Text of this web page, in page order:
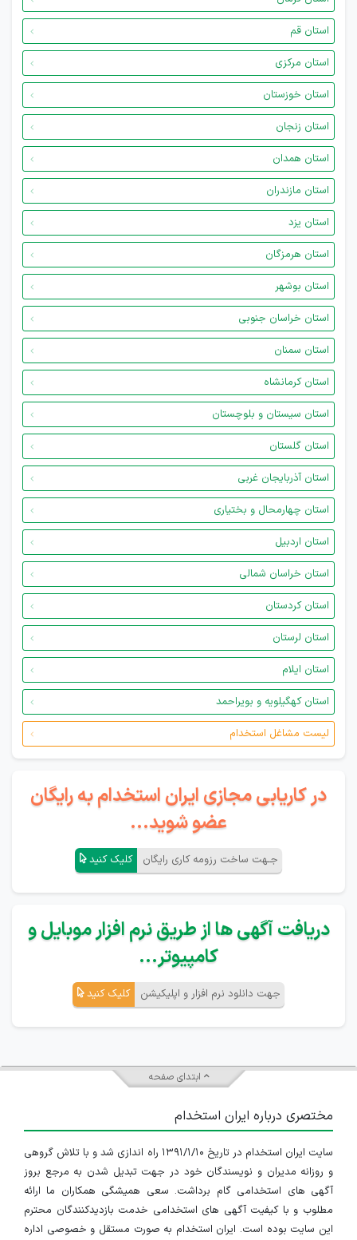
استان قم
استان مرکزی
استان خوزستان
استان زنجان
استان همدان
استان مازندران
استان یزد
استان هرمزگان
استان بوشهر
استان خراسان جنوبی
استان سمنان
استان کرمانشاه
استان سیستان و بلوچستان
استان گلستان
استان آذربایجان غربی
استان چهارمحال و بختیاری
استان اردبیل
استان خراسان شمالی
استان کردستان
استان لرستان
استان ایلام
استان کهگیلویه و بویراحمد
لیست مشاغل استخدام
در کاریابی مجازی ایران استخدام به رایگان
عضو شوید...
جـهت ساخت رزومه کاری رایگان کلیک کنید
دریافت آگهی ها از طریق نرم افزار موبایل و
کامپیوتر...
جهت دانلود نرم افزار و اپلیکیشن کلیک کنید
ابتدای صفحه
مختصری درباره ایران استخدام
سایت ایران استخدام در تاریخ ۱۳۹۱/۱/۱۰ راه اندازی شد و با تلاش گروهی
و روزانه مدیران و نویسندگان خود در جهت تبدیل شدن به مرجع بروز
آگهی های استخدامی گام برداشت. سعی همیشگی همکاران ما ارائه
مطلوب و با کیفیت آگهی های استخدامی خدمت بازدیدکنندگان محترم
این سایت بوده است. ایران استخدام به صورت مستقل و خصوصی اداره